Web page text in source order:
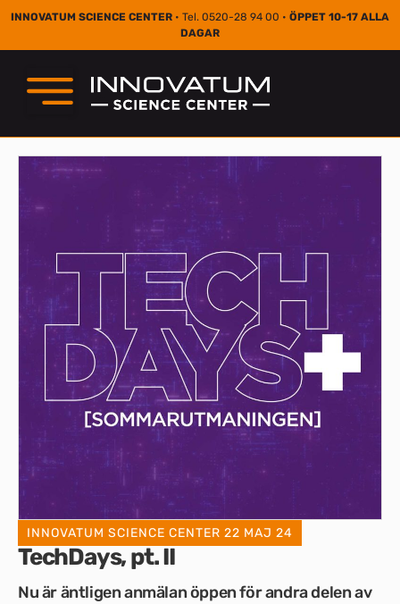
INNOVATUM SCIENCE CENTER • Tel. 0520-28 94 00 • ÖPPET 10-17 ALLA
DAGAR
INNOVATUM SCIENCE CENTER 22 MAJ 24
TechDays, pt. II
Nu är äntligen anmälan öppen för andra delen av